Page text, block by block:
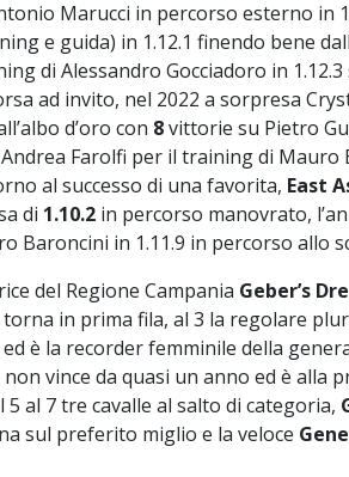
Marucci in percorso esterno in
e guida) in 1.12.1 finendo bene
di Alessandro Gocciadoro in
ad invito, nel 2022 a sorpresa
d’oro con 8vittorie su Pietro
Farolfi per il training di Mauro
al successo di una favorita, East
di 1.10.2 in percorso manovrato,
Baroncini in 1.11.9 in percorso allo
del Regione Campania Geber’s
torna in prima fila, al 3 la regolare
è la recorder femminile della
non vince da quasi un anno ed è alla
al 7 tre cavalle al salto di categoria,
sul preferito miglio e la veloce